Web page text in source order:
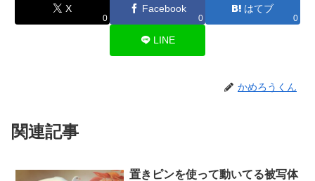
X
0
Facebook
0
はてブ
0
LINE
かめろうくん
関連記事
置きピンを使って動いてる被写体